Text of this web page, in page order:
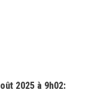
2025 à 9h02: